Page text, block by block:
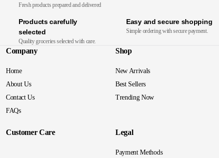
Fresh products prepared and delivered
Products carefully
selected
Quality groceries selected with care.
Easy and secure shopping
Simple ordering with secure payment.
Company
Home
About Us
Contact Us
FAQs
Shop
New Arrivals
Best Sellers
Trending Now
Customer Care Legal
Payment Methods